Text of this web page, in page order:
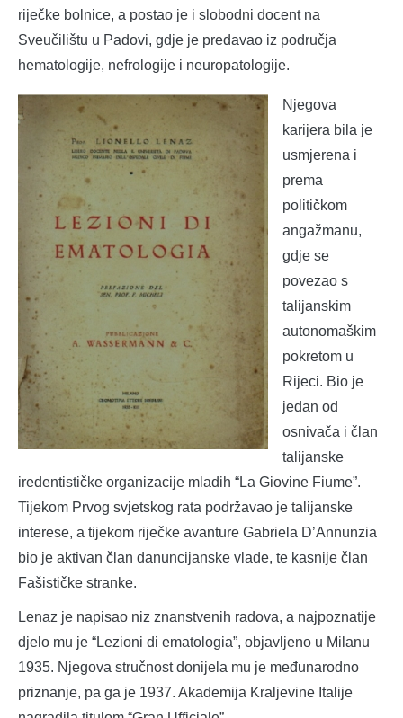
riječke bolnice, a postao je i slobodni docent na
Sveučilištu u Padovi, gdje je predavao iz područja
hematologije, nefrologije i neuropatologije.
Njegova
karijera bila je
usmjerena i
prema
političkom
angažmanu,
gdje se
povezao s
talijanskim
autonomaškim
pokretom u
Rijeci. Bio je
jedan od
osnivača i član
talijanske
iredentističke organizacije mladih “La Giovine Fiume”.
Tijekom Prvog svjetskog rata podržavao je talijanske
interese, a tijekom riječke avanture Gabriela D’Annunzia
bio je aktivan član danuncijanske vlade, te kasnije član
Fašističke stranke.
Lenaz je napisao niz znanstvenih radova, a najpoznatije
djelo mu je “Lezioni di ematologia”, objavljeno u Milanu
1935. Njegova stručnost donijela mu je međunarodno
priznanje, pa ga je 1937. Akademija Kraljevine Italije